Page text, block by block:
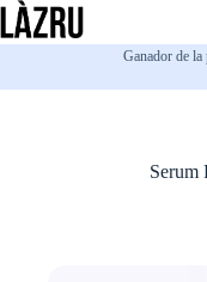
Saltar
al
Ganador de
Serum